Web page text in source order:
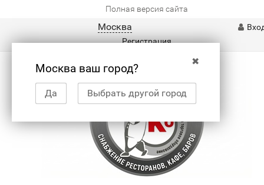
Полная версия сайта
Москва
✖
Москва ваш город?
Да Выбрать другой город
Регистрация